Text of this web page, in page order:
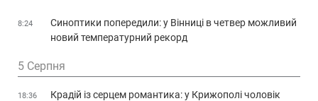
8:24
Синоптики попередили: у Вінниці в четвер можливий
новий температурний рекорд
5 Серпня
18:36
Крадій із серцем романтика: у Крижополі чоловік